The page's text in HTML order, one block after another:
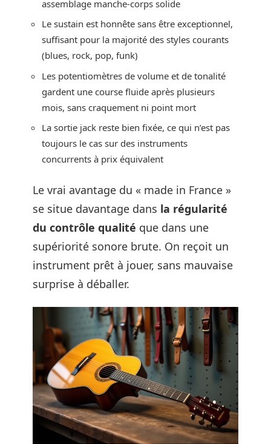
assemblage manche-corps solide
Le sustain est honnête sans être exceptionnel,
suffisant pour la majorité des styles courants
(blues, rock, pop, funk)
Les potentiomètres de volume et de tonalité
gardent une course fluide après plusieurs
mois, sans craquement ni point mort
La sortie jack reste bien fixée, ce qui n’est pas
toujours le cas sur des instruments
concurrents à prix équivalent
Le vrai avantage du « made in France »
se situe davantage dans la régularité
du contrôle qualité que dans une
supériorité sonore brute. On reçoit un
instrument prêt à jouer, sans mauvaise
surprise à déballer.